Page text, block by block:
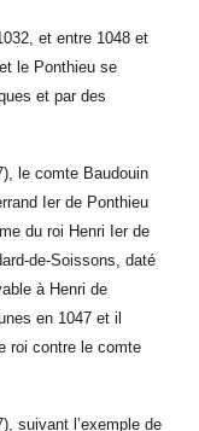
et entre 1048 et
le Ponthieu se
et par des
le comte Baudouin
Ier de Ponthieu
du roi Henri Ier de
de-Soissons, daté
à Henri de
en 1047 et il
roi contre le comte
suivant l’exemple de